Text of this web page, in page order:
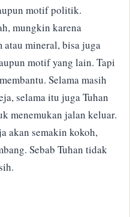
motif politik.
mungkin karena
atau mineral, bisa juga
motif yang lain. Tapi
Selama masih
selama itu juga Tuhan
menemukan jalan keluar.
akan semakin kokoh,
Sebab Tuhan tidak